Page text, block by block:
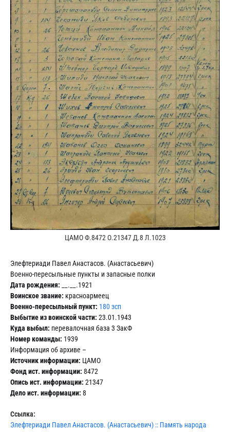
ЦАМО Ф.8472 О.21347 Д.8 Л.1023
Элефтериади Павел Анастасов. (Анастасьевич)
Военно-пересыльные пункты и запасные полки
Дата рождения: __.__.1921
Воинское звание: красноармеец
Военно-пересыльный пункт: 180 зсп
Выбытие из воинской части: 23.01.1943
Куда выбыл: перевалочная база 3 ЗакФ
Номер команды: 1939
Информация об архиве –
Источник информации: ЦАМО
Фонд ист. информации: 8472
Опись ист. информации: 21347
Дело ист. информации: 8
Ссылка:
Элефтериади Павел Анастасов. (Анастасьевич) :: Память народа